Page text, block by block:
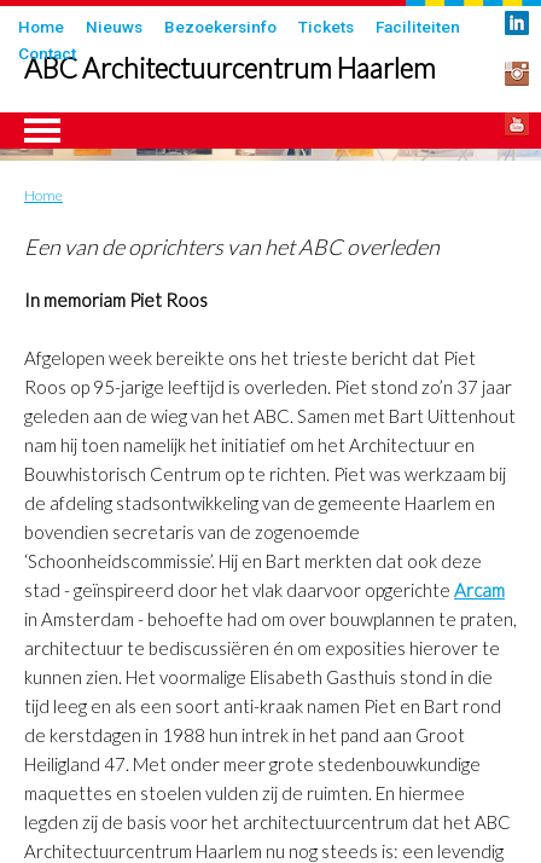
Overslaan
en
naar
inhoud
gaan
Submenu
Home Nieuws Bezoekersinfo Tickets
Faciliteiten
Contact
ABC Architectuurcentrum Haarlem
Kruimelpad
Home
Een van de oprichters van het ABC overleden
In memoriam Piet Roos
Afgelopen week bereikte ons het trieste bericht dat Piet
Roos op 95-jarige leeftijd is overleden. Piet stond zo’n 37 jaar
geleden aan de wieg van het ABC. Samen met Bart Uittenhout
nam hij toen namelijk het initiatief om het Architectuur en
Bouwhistorisch Centrum op te richten. Piet was werkzaam bij
de afdeling stadsontwikkeling van de gemeente Haarlem en
bovendien secretaris van de zogenoemde
‘Schoonheidscommissie’. Hij en Bart merkten dat ook deze
stad - geïnspireerd door het vlak daarvoor opgerichte Arcam
in Amsterdam - behoefte had om over bouwplannen te praten,
architectuur te bediscussiëren én om exposities hierover te
kunnen zien. Het voormalige Elisabeth Gasthuis stond in die
tijd leeg en als een soort anti-kraak namen Piet en Bart rond
de kerstdagen in 1988 hun intrek in het pand aan Groot
Heiligland 47. Met onder meer grote stedenbouwkundige
maquettes en stoelen vulden zij de ruimten. En hiermee
legden zij de basis voor het architectuurcentrum dat het ABC
Architectuurcentrum Haarlem nu nog steeds is: een levendig